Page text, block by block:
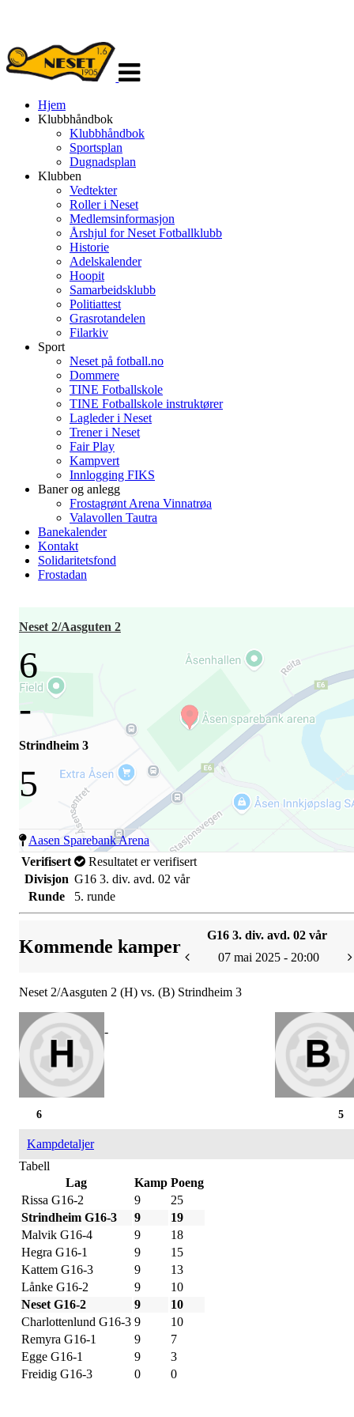
navigasjon
Hjem
Klubbhåndbok
Klubbhåndbok
Sportsplan
Dugnadsplan
Klubben
Vedtekter
Roller i Neset
Medlemsinformasjon
Årshjul for Neset Fotballklubb
Historie
Adelskalender
Hoopit
Samarbeidsklubb
Politiattest
Grasrotandelen
Filarkiv
Sport
Neset på fotball.no
Dommere
TINE Fotballskole
TINE Fotballskole instruktører
Lagleder i Neset
Trener i Neset
Fair Play
Kampvert
Innlogging FIKS
Baner og anlegg
Frostagrønt Arena Vinnatrøa
Valavollen Tautra
Banekalender
Kontakt
Solidaritetsfond
Frostadan
Neset 2/Aasguten 2
6
-
Strindheim 3
5
Aasen Sparebank Arena
Verifisert
Resultatet er verifisert
Divisjon G16 3. div. avd. 02 vår
Runde
5. runde
Kommende kamper
G16 3. div. avd. 02 vår
07 mai 2025 - 20:00
Neset 2/Aasguten 2 (H) vs. (B) Strindheim 3
-
5
6
Kampdetaljer
Tabell
Lag
Kamp Poeng
Rissa G16-2
9
25
Strindheim G16-3
9
19
Malvik G16-4
9
18
Hegra G16-1
9
15
Kattem G16-3
9
13
Lånke G16-2
9
10
Neset G16-2
9
10
Charlottenlund G16-3 9
10
Remyra G16-1
9
7
Egge G16-1
9
3
Freidig G16-3
0 0